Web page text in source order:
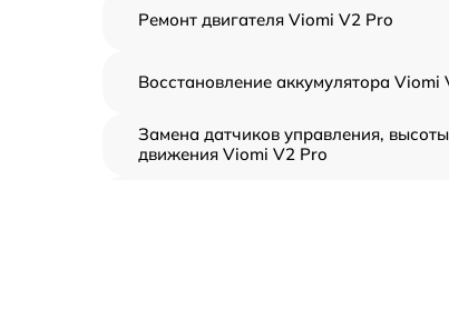
Ремонт двигателя Viomi V2 Pro
Восстановление аккумулятора Viomi
Замена датчиков управления,
движения Viomi V2 Pro